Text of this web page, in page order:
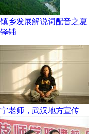
镇乡发展解说词配音之夏
铎铺
宁老师，武汉地方宣传